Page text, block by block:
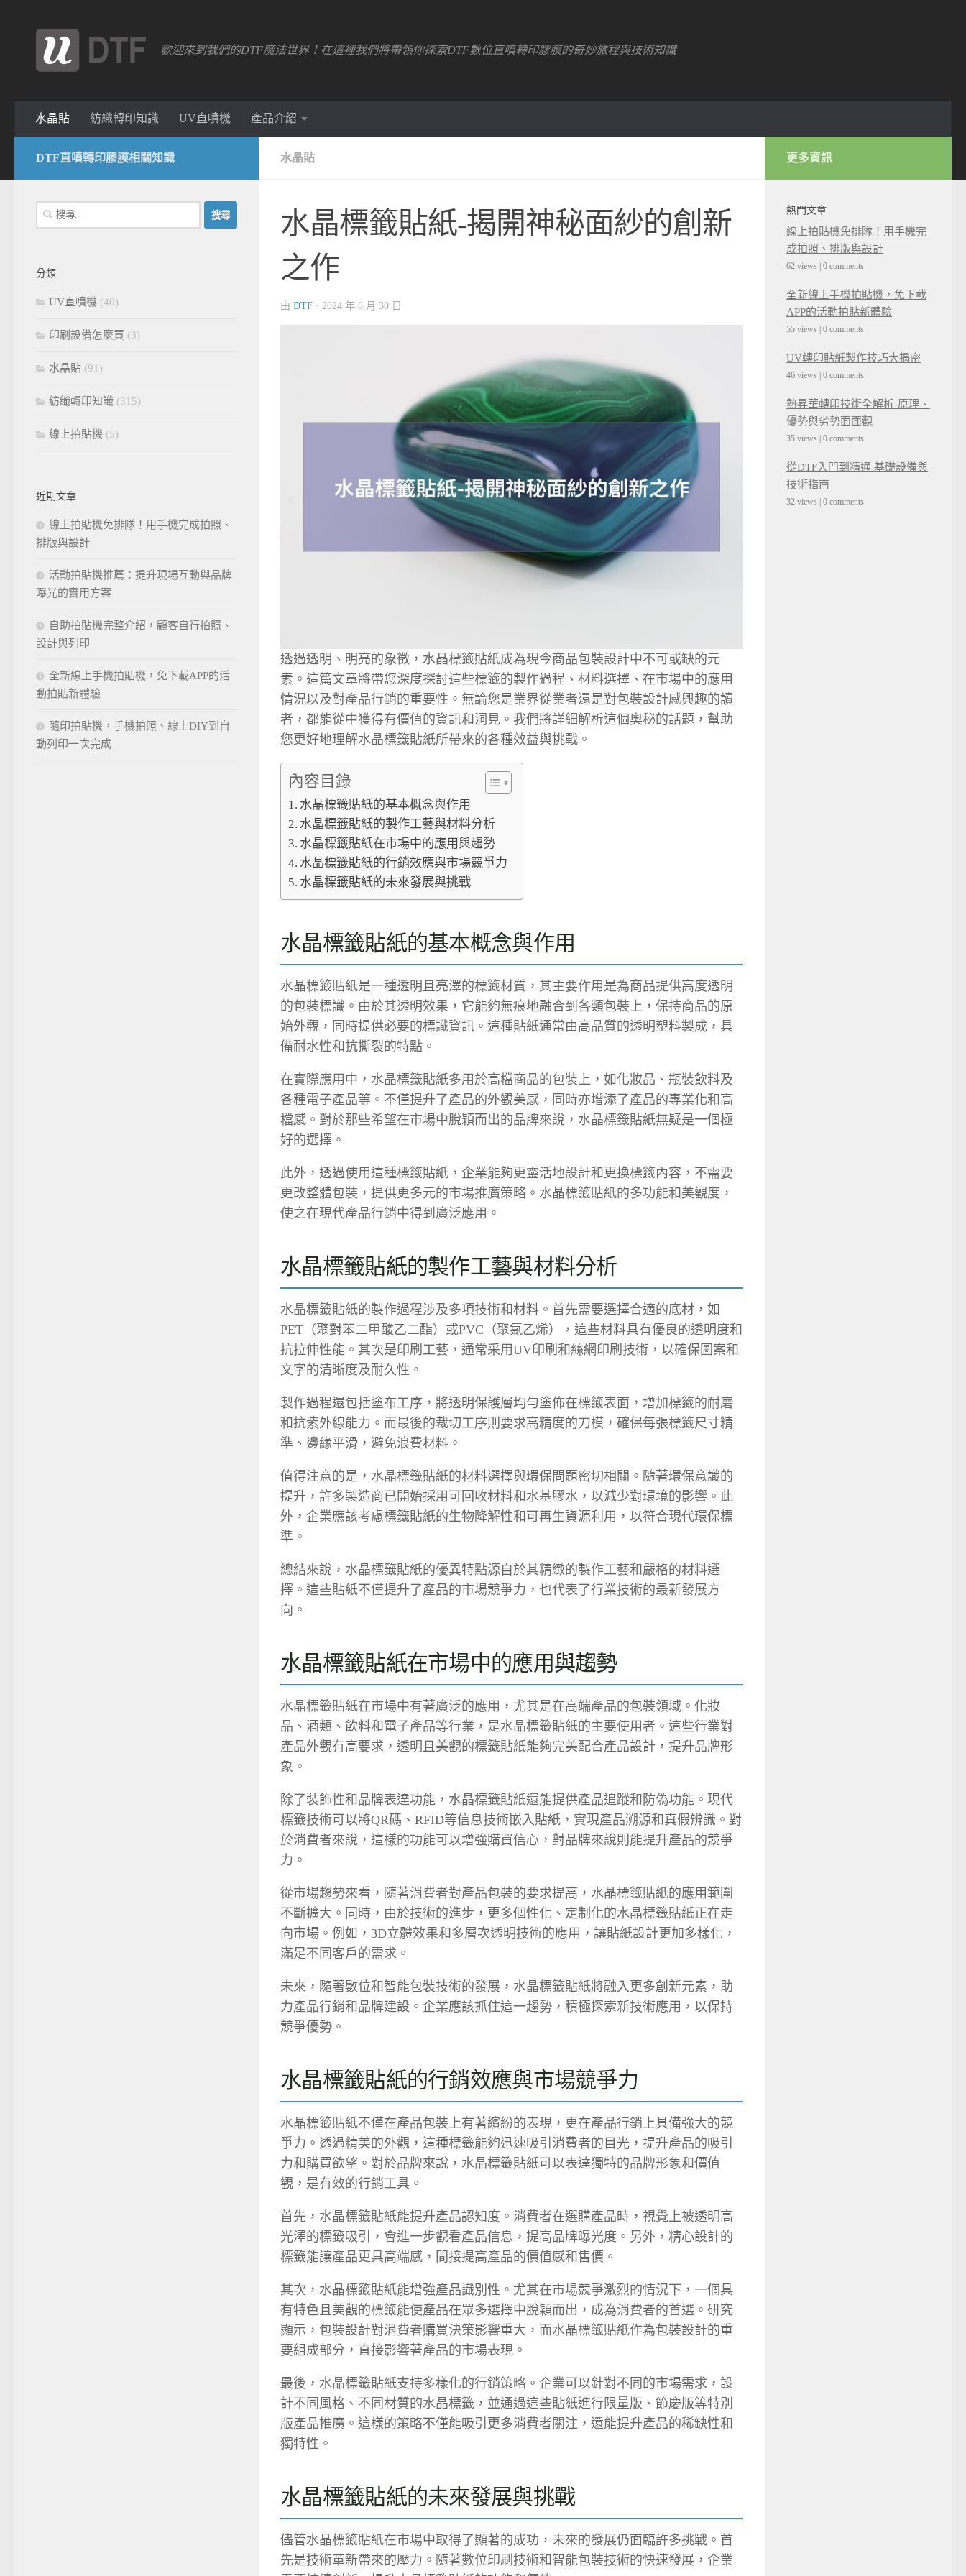
歡迎來到我們的DTF魔法世界！在這裡我們將帶領你探索DTF數位直噴轉印膠膜的奇妙旅程與技術知識
水晶貼 紡織轉印知識 UV直噴機 產品介紹
水晶貼
水晶標籤貼紙-揭開神秘面紗的創新
之作
由 DTF · 2024 年 6 月 30 日
透過透明、明亮的象徵，水晶標籤貼紙成為現今商品包裝設計中不可或缺的元
素。這篇文章將帶您深度探討這些標籤的製作過程、材料選擇、在市場中的應用
情況以及對產品行銷的重要性。無論您是業界從業者還是對包裝設計感興趣的讀
者，都能從中獲得有價值的資訊和洞見。我們將詳細解析這個奧秘的話題，幫助
您更好地理解水晶標籤貼紙所帶來的各種效益與挑戰。
內容目錄
水晶標籤貼紙的基本概念與作用
水晶標籤貼紙的製作工藝與材料分析
水晶標籤貼紙在市場中的應用與趨勢
水晶標籤貼紙的行銷效應與市場競爭力
水晶標籤貼紙的未來發展與挑戰
水晶標籤貼紙的基本概念與作用
水晶標籤貼紙是一種透明且亮澤的標籤材質，其主要作用是為商品提供高度透明
的包裝標識。由於其透明效果，它能夠無痕地融合到各類包裝上，保持商品的原
始外觀，同時提供必要的標識資訊。這種貼紙通常由高品質的透明塑料製成，具
備耐水性和抗撕裂的特點。
在實際應用中，水晶標籤貼紙多用於高檔商品的包裝上，如化妝品、瓶裝飲料及
各種電子產品等。不僅提升了產品的外觀美感，同時亦增添了產品的專業化和高
檔感。對於那些希望在市場中脫穎而出的品牌來說，水晶標籤貼紙無疑是一個極
好的選擇。
此外，透過使用這種標籤貼紙，企業能夠更靈活地設計和更換標籤內容，不需要
更改整體包裝，提供更多元的市場推廣策略。水晶標籤貼紙的多功能和美觀度，
使之在現代產品行銷中得到廣泛應用。
水晶標籤貼紙的製作工藝與材料分析
水晶標籤貼紙的製作過程涉及多項技術和材料。首先需要選擇合適的底材，如
PET（聚對苯二甲酸乙二酯）或PVC（聚氯乙烯），這些材料具有優良的透明度和
抗拉伸性能。其次是印刷工藝，通常采用UV印刷和絲網印刷技術，以確保圖案和
文字的清晰度及耐久性。
製作過程還包括塗布工序，將透明保護層均勻塗佈在標籤表面，增加標籤的耐磨
和抗紫外線能力。而最後的裁切工序則要求高精度的刀模，確保每張標籤尺寸精
準、邊緣平滑，避免浪費材料。
值得注意的是，水晶標籤貼紙的材料選擇與環保問題密切相關。隨著環保意識的
提升，許多製造商已開始採用可回收材料和水基膠水，以減少對環境的影響。此
外，企業應該考慮標籤貼紙的生物降解性和可再生資源利用，以符合現代環保標
準。
總結來說，水晶標籤貼紙的優異特點源自於其精緻的製作工藝和嚴格的材料選
擇。這些貼紙不僅提升了產品的市場競爭力，也代表了行業技術的最新發展方
向。
水晶標籤貼紙在市場中的應用與趨勢
水晶標籤貼紙在市場中有著廣泛的應用，尤其是在高端產品的包裝領域。化妝
品、酒類、飲料和電子產品等行業，是水晶標籤貼紙的主要使用者。這些行業對
產品外觀有高要求，透明且美觀的標籤貼紙能夠完美配合產品設計，提升品牌形
象。
除了裝飾性和品牌表達功能，水晶標籤貼紙還能提供產品追蹤和防偽功能。現代
標籤技術可以將QR碼、RFID等信息技術嵌入貼紙，實現產品溯源和真假辨識。對
於消費者來說，這樣的功能可以增強購買信心，對品牌來說則能提升產品的競爭
力。
從市場趨勢來看，隨著消費者對產品包裝的要求提高，水晶標籤貼紙的應用範圍
不斷擴大。同時，由於技術的進步，更多個性化、定制化的水晶標籤貼紙正在走
向市場。例如，3D立體效果和多層次透明技術的應用，讓貼紙設計更加多樣化，
滿足不同客戶的需求。
未來，隨著數位和智能包裝技術的發展，水晶標籤貼紙將融入更多創新元素，助
力產品行銷和品牌建設。企業應該抓住這一趨勢，積極探索新技術應用，以保持
競爭優勢。
水晶標籤貼紙的行銷效應與市場競爭力
水晶標籤貼紙不僅在產品包裝上有著繽紛的表現，更在產品行銷上具備強大的競
爭力。透過精美的外觀，這種標籤能夠迅速吸引消費者的目光，提升產品的吸引
力和購買欲望。對於品牌來說，水晶標籤貼紙可以表達獨特的品牌形象和價值
觀，是有效的行銷工具。
首先，水晶標籤貼紙能提升產品認知度。消費者在選購產品時，視覺上被透明高
光澤的標籤吸引，會進一步觀看產品信息，提高品牌曝光度。另外，精心設計的
標籤能讓產品更具高端感，間接提高產品的價值感和售價。
其次，水晶標籤貼紙能增強產品識別性。尤其在市場競爭激烈的情況下，一個具
有特色且美觀的標籤能使產品在眾多選擇中脫穎而出，成為消費者的首選。研究
顯示，包裝設計對消費者購買決策影響重大，而水晶標籤貼紙作為包裝設計的重
要組成部分，直接影響著產品的市場表現。
最後，水晶標籤貼紙支持多樣化的行銷策略。企業可以針對不同的市場需求，設
計不同風格、不同材質的水晶標籤，並通過這些貼紙進行限量版、節慶版等特別
版產品推廣。這樣的策略不僅能吸引更多消費者關注，還能提升產品的稀缺性和
獨特性。
水晶標籤貼紙的未來發展與挑戰
儘管水晶標籤貼紙在市場中取得了顯著的成功，未來的發展仍面臨許多挑戰。首
先是技術革新帶來的壓力。隨著數位印刷技術和智能包裝技術的快速發展，企業
DTF直噴轉印膠膜相關知識
搜
尋
字:
分類
UV直噴機 (40)
印刷設備怎麼買 (3)
水晶貼 (91)
紡織轉印知識 (315)
線上拍貼機 (5)
近期文章
線上拍貼機免排隊！用手機完成拍照、
排版與設計
活動拍貼機推薦：提升現場互動與品牌
曝光的實用方案
自助拍貼機完整介紹，顧客自行拍照、
設計與列印
全新線上手機拍貼機，免下載APP的活
動拍貼新體驗
隨印拍貼機，手機拍照、線上DIY到自
動列印一次完成
更多資訊
熱門文章
線上拍貼機免排隊！用手機完
成拍照、排版與設計
62 views 0 comments
全新線上手機拍貼機，免下載
APP的活動拍貼新體驗
55 views 0 comments
UV轉印貼紙製作技巧大揭密
46 views 0 comments
熱昇華轉印技術全解析-原理、
優勢與劣勢面面觀
35 views 0 comments
從DTF入門到精通 基礎設備與
技術指南
32 views 0 comments